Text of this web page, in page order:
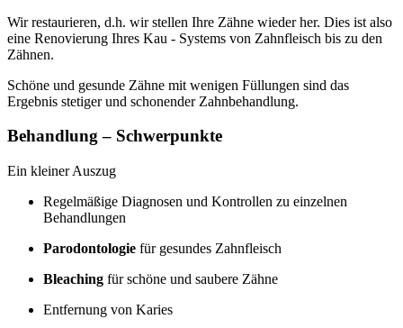
Wir restaurieren, d.h. wir stellen Ihre Zähne wieder her. Dies ist also
eine Renovierung Ihres Kau - Systems von Zahnfleisch bis zu den
Zähnen.
Schöne und gesunde Zähne mit wenigen Füllungen sind das
Ergebnis stetiger und schonender Zahnbehandlung.
Behandlung – Schwerpunkte
Ein kleiner Auszug
Regelmäßige Diagnosen und Kontrollen zu einzelnen
Behandlungen
Parodontologie für gesundes Zahnfleisch
Bleaching für schöne und saubere Zähne
Entfernung von Karies